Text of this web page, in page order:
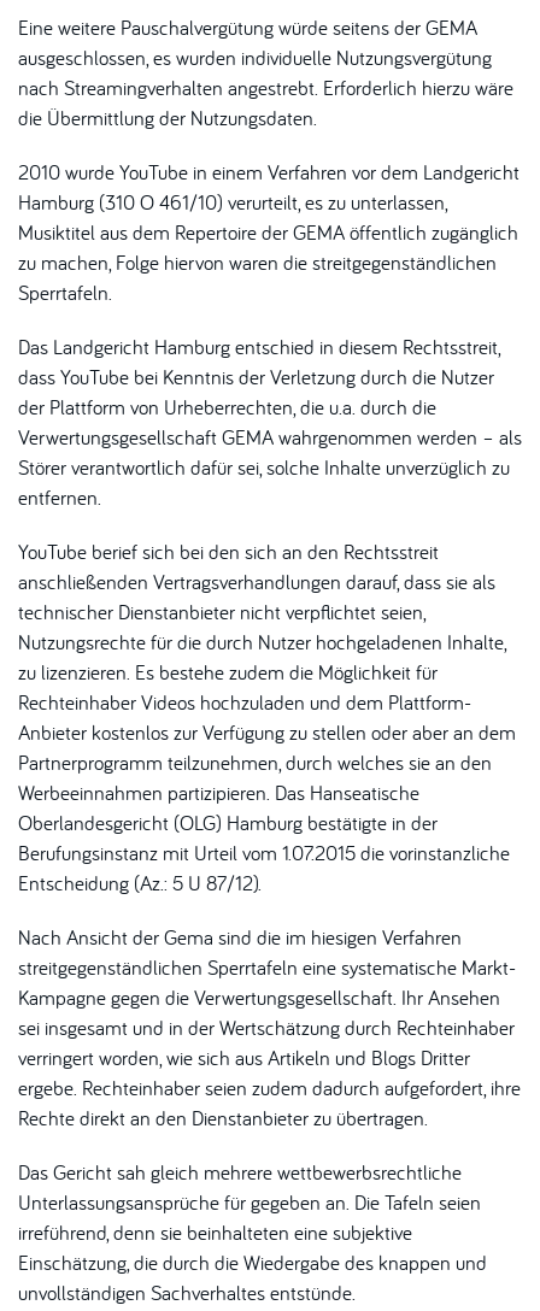
Eine weitere Pauschalvergütung würde seitens der GEMA
ausgeschlossen, es wurden individuelle Nutzungsvergütung
nach Streamingverhalten angestrebt. Erforderlich hierzu wäre
die Übermittlung der Nutzungsdaten.
2010 wurde YouTube in einem Verfahren vor dem Landgericht
Hamburg (310 O 461/10) verurteilt, es zu unterlassen,
Musiktitel aus dem Repertoire der GEMA öffentlich zugänglich
zu machen, Folge hiervon waren die streitgegenständlichen
Sperrtafeln.
Das Landgericht Hamburg entschied in diesem Rechtsstreit,
dass YouTube bei Kenntnis der Verletzung durch die Nutzer
der Plattform von Urheberrechten, die u.a. durch die
Verwertungsgesellschaft GEMA wahrgenommen werden – als
Störer verantwortlich dafür sei, solche Inhalte unverzüglich zu
entfernen.
YouTube berief sich bei den sich an den Rechtsstreit
anschließenden Vertragsverhandlungen darauf, dass sie als
technischer Dienstanbieter nicht verpflichtet seien,
Nutzungsrechte für die durch Nutzer hochgeladenen Inhalte,
zu lizenzieren. Es bestehe zudem die Möglichkeit für
Rechteinhaber Videos hochzuladen und dem Plattform-
Anbieter kostenlos zur Verfügung zu stellen oder aber an dem
Partnerprogramm teilzunehmen, durch welches sie an den
Werbeeinnahmen partizipieren. Das Hanseatische
Oberlandesgericht (OLG) Hamburg bestätigte in der
Berufungsinstanz mit Urteil vom 1.07.2015 die vorinstanzliche
Entscheidung (Az.: 5 U 87/12).
Nach Ansicht der Gema sind die im hiesigen Verfahren
streitgegenständlichen Sperrtafeln eine systematische Markt-
Kampagne gegen die Verwertungsgesellschaft. Ihr Ansehen
sei insgesamt und in der Wertschätzung durch Rechteinhaber
verringert worden, wie sich aus Artikeln und Blogs Dritter
ergebe. Rechteinhaber seien zudem dadurch aufgefordert, ihre
Rechte direkt an den Dienstanbieter zu übertragen.
Das Gericht sah gleich mehrere wettbewerbsrechtliche
Unterlassungsansprüche für gegeben an. Die Tafeln seien
irreführend, denn sie beinhalteten eine subjektive
Einschätzung, die durch die Wiedergabe des knappen und
unvollständigen Sachverhaltes entstünde.